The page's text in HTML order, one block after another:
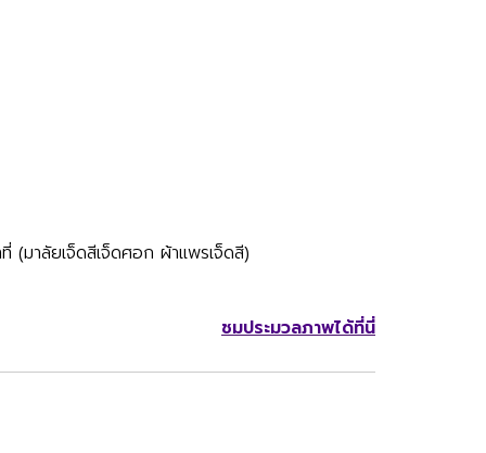
มาลัยเจ็ดสีเจ็ดศอก ผ้าแพรเจ็ดสี)
ชมประมวลภาพได้ที่นี่